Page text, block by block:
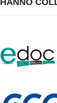
HANNO